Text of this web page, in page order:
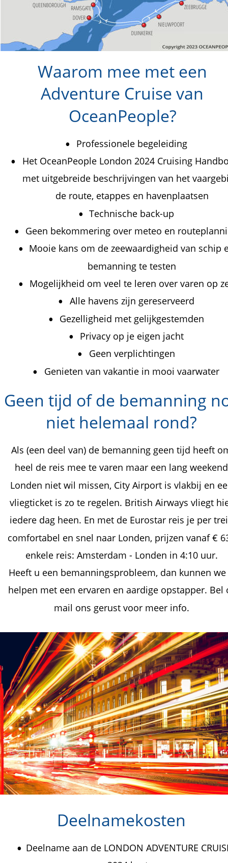
Deelnamekosten
• Deelname aan de LONDON ADVENTURE
Geen tijd of de bemanning
niet helemaal rond?
Als (een deel van) de bemanning geen tijd heeft
heel de reis mee te varen maar een lang
Londen niet wil missen, City Airport is vlakbij en
vliegticket is zo te regelen. British Airways vliegt
iedere dag heen. En met de Eurostar reis je per
comfortabel en snel naar Londen, prijzen vanaf €
enkele reis: Amsterdam - Londen in 4:10 uur.
Heeft u een bemanningsprobleem, dan kunnen
helpen met een ervaren en aardige opstapper.
mail ons gerust voor meer info.
Waarom mee met een
Adventure Cruise van
OceanPeople?
• Professionele begeleiding
•
Het OceanPeople London 2024 Cruising
met uitgebreide beschrijvingen van het
de route, etappes en havenplaatsen
• Technische back-up
• Geen bekommering over meteo en
• Mooie kans om de zeewaardigheid van schip
bemanning te testen
• Mogelijkheid om veel te leren over varen op
• Alle havens zijn gereserveerd
• Gezelligheid met gelijkgestemden
• Privacy op je eigen jacht
• Geen verplichtingen
• Genieten van vakantie in mooi vaarwater